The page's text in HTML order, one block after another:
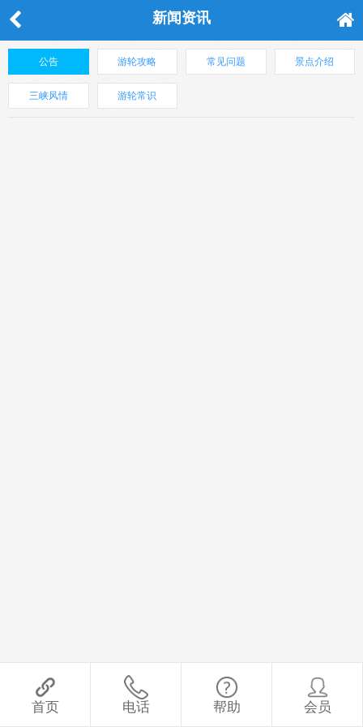
新闻资讯
公告 游轮攻略 常见问题 景点介绍
三峡风情 游轮常识
首页 电话 帮助 会员